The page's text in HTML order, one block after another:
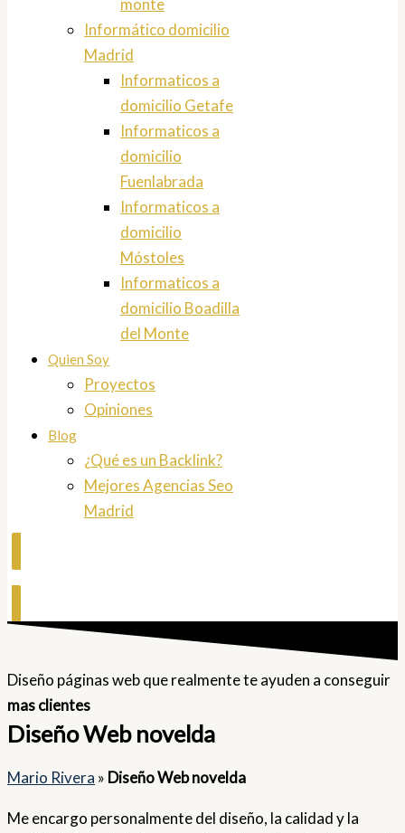
monte
Informático domicilio
Madrid
Informaticos a
domicilio Getafe
Informaticos a
domicilio
Fuenlabrada
Informaticos a
domicilio
Móstoles
Informaticos a
domicilio Boadilla
del Monte
Quien Soy
Proyectos
Opiniones
Blog
¿Qué es un Backlink?
Mejores Agencias Seo
Madrid
Diseño páginas web que realmente te ayuden a conseguir
mas clientes
Diseño Web novelda
Mario Rivera » Diseño Web novelda
Me encargo personalmente del diseño, la calidad y la